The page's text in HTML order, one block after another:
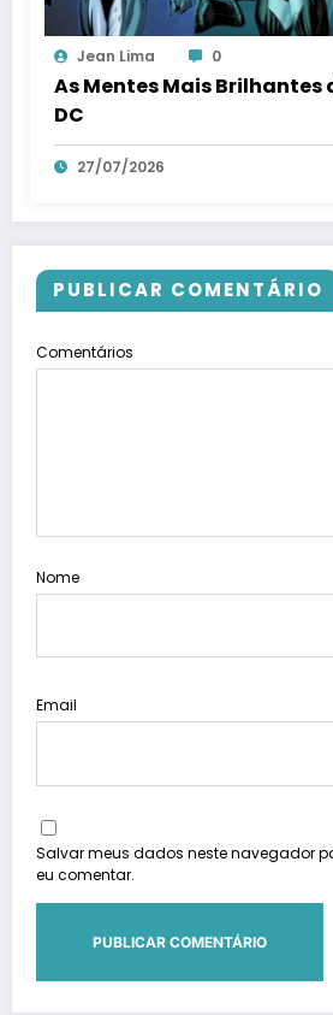
Jean Lima 0
As Mentes Mais Brilhantes
DC
27/07/2026
PUBLICAR COMENTÁRIO
Comentários
Nome
Email
Salvar meus dados neste navegador
eu comentar.